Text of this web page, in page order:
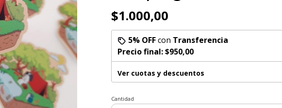
$1.000,00
5% OFFcon Transferencia
Precio final:$950,00
Ver cuotas y descuentos
Cantidad